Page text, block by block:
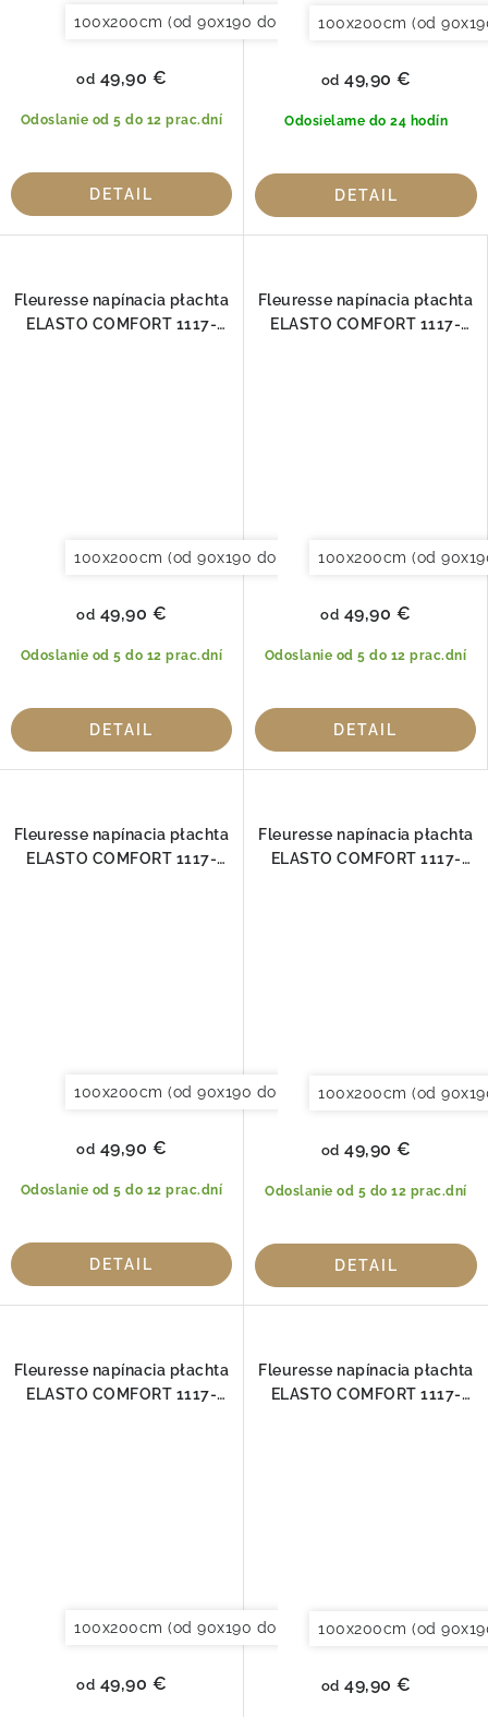
100x200cm (od 90x190 do 120x220cm) 120x200cm
Odoslanie od 5 do 12 prac.dní
od 49,90 €
DETAIL
100x200cm (od
Odosielame do 24 hodín
od 49,90 €
DETAIL
Fleuresse napínacia płachta
ELASTO COMFORT 1117-
100x200cm (od 90x190 do 120x220cm) 120x200cm
Odoslanie od 5 do 12 prac.dní
od 49,90 €
DETAIL
Fleuresse napínacia płachta
ELASTO COMFORT 1117-
100x200cm (od
Odoslanie od 5 do 12 prac.dní
od 49,90 €
DETAIL
Fleuresse napínacia płachta
ELASTO COMFORT 1117-
100x200cm (od 90x190 do 120x220cm) 120x200cm
Odoslanie od 5 do 12 prac.dní
od 49,90 €
DETAIL
Fleuresse napínacia płachta
ELASTO COMFORT 1117-
100x200cm (od
Odoslanie od 5 do 12 prac.dní
od 49,90 €
DETAIL
Fleuresse napínacia płachta
ELASTO COMFORT 1117-
100x200cm (od 90x190 do 120x220cm) 120x200cm
od 49,90 €
Fleuresse napínacia płachta
ELASTO COMFORT 1117-
100x200cm (od
od 49,90 €